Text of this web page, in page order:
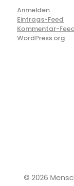
Anmelden
Eintrags-Feed
Kommentar-
WordPress.org
© 2026